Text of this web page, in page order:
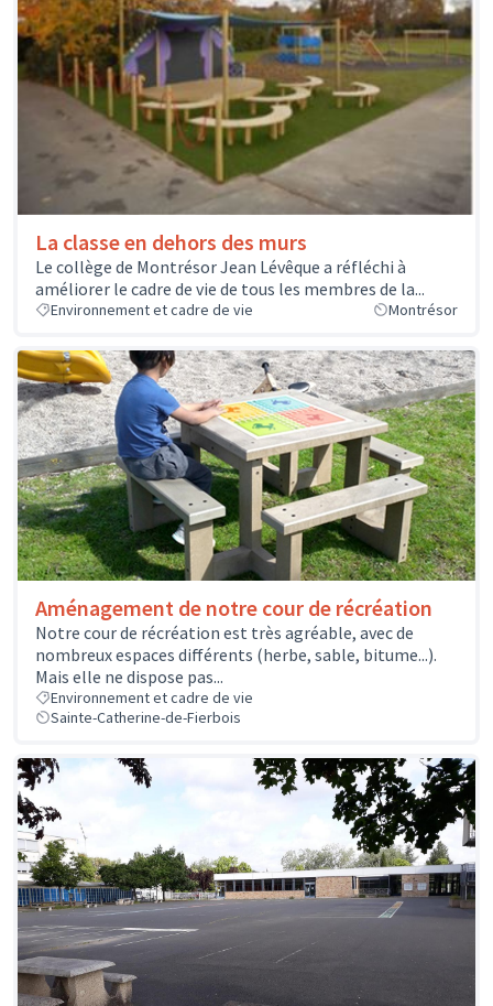
La classe en dehors des murs
Le collège de Montrésor Jean Lévêque a réfléchi à
améliorer le cadre de vie de tous les membres de la...
Environnement et cadre de vie Montrésor
Aménagement de notre cour de récréation
Notre cour de récréation est très agréable, avec de
nombreux espaces différents (herbe, sable, bitume...).
Mais elle ne dispose pas...
Environnement et cadre de vie
Sainte-Catherine-de-Fierbois